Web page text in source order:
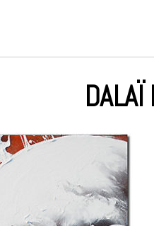
DALAÏ